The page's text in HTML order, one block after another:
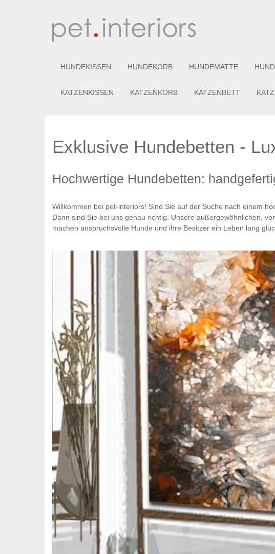
HUNDEKISSEN HUNDEKORB HUNDEMATTE
KATZENKISSEN KATZENKORB KATZENBETT
Exklusive Hundebetten -
Hochwertige Hundebetten:
Willkommen bei pet-interiors! Sind Sie auf der Suche nach einem
Dann sind Sie bei uns genau richtig. Unsere außergewöhnlichen,
machen anspruchsvolle Hunde und ihre Besitzer ein Leben lang